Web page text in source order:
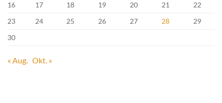
16
17 18 19 20 21
22
23
24 25 26 27 28
29
30
« Aug. Okt. »